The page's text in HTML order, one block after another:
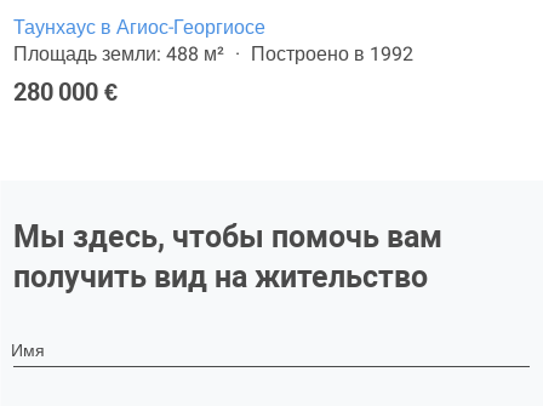
Таунхаус в Агиос-Георгиосе
Площадь земли: 488 м²
Построено в 1992
280 000 €
Мы здесь, чтобы помочь вам
получить вид на жительство
Имя